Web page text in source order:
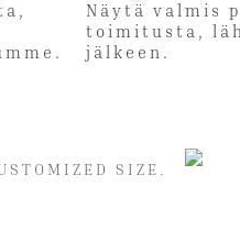
Näytä valmis
toimitusta,
jälkeen.
SIZE.